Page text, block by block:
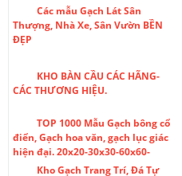
Các mẫu Gạch Lát Sân
Thượng, Nhà Xe, Sân Vườn BỀN
ĐẸP
KHO BÀN CẦU CÁC HÃNG-
CÁC THƯƠNG HIỆU.
TOP 1000 Mẫu Gạch bông cổ
điển, Gạch hoa văn, gạch lục giác
hiện đại. 20x20-30x30-60x60-
Kho Gạch Trang Trí, Đá Tự